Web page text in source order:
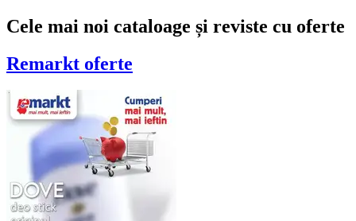
Cele mai noi cataloage și reviste cu oferte
Remarkt oferte